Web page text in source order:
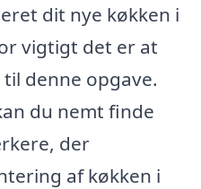
dit nye køkken i
vigtigt det er at
denne opgave.
du nemt finde
der
af køkken i